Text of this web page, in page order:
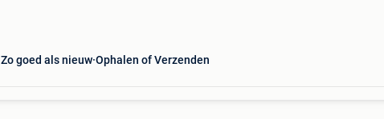
Zo goed als nieuw Ophalen of Verzenden